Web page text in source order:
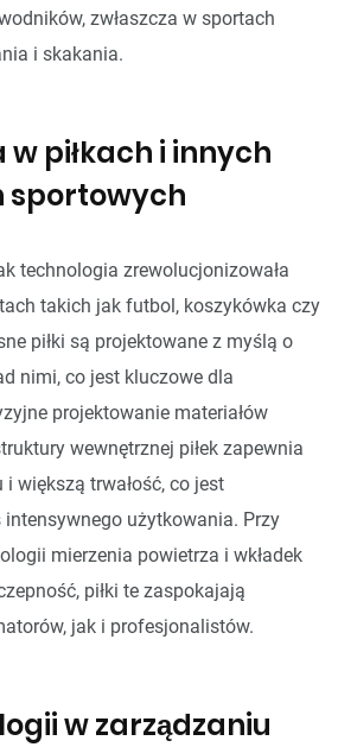
zwłaszcza w sportach
i skakania.
piłkach i innych
sportowych
technologia zrewolucjonizowała
takich jak futbol, koszykówka czy
piłki są projektowane z myślą o
nimi, co jest kluczowe dla
projektowanie materiałów
wewnętrznej piłek zapewnia
i większą trwałość, co jest
użytkowania. Przy
mierzenia powietrza i wkładek
piłki te zaspokajają
jak i profesjonalistów.
w zarządzaniu